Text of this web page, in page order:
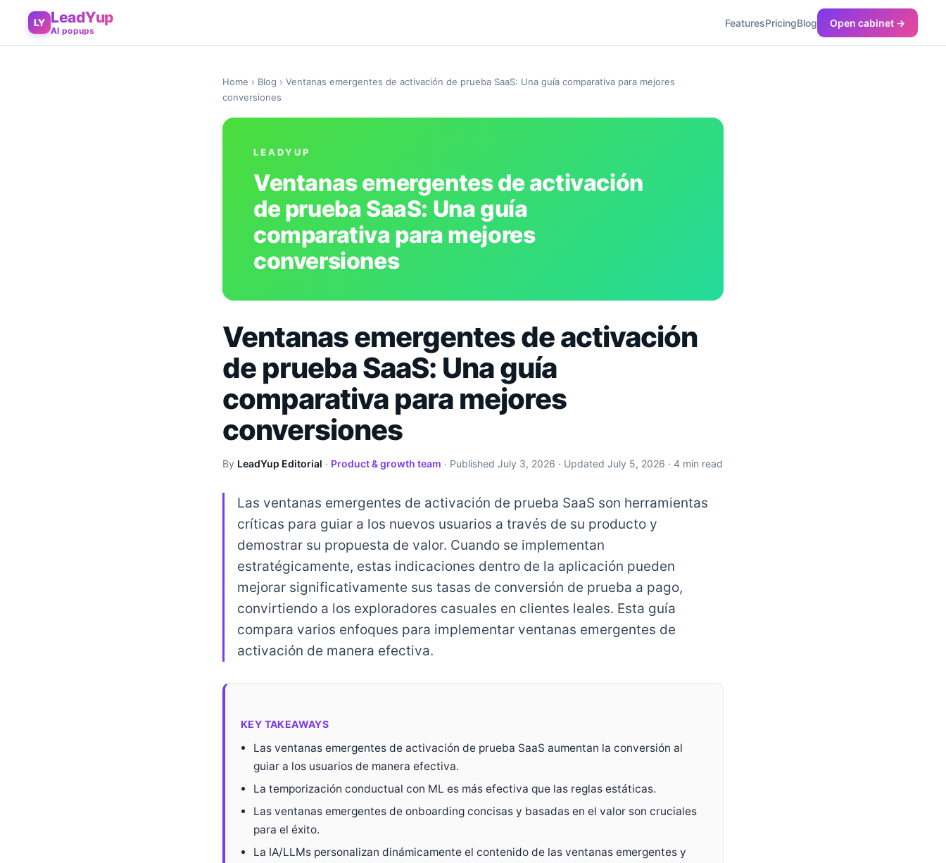
LY LeadYup
AI popups
FeaturesPricingBlog Open cabinet →
Home › Blog › Ventanas emergentes de activación de prueba SaaS: Una guía comparativa para mejores
conversiones
LEADYUP
Ventanas emergentes de activación
de prueba SaaS: Una guía
comparativa para mejores
conversiones
Ventanas emergentes de activación
de prueba SaaS: Una guía
comparativa para mejores
conversiones
By LeadYup Editorial · Product & growth team · Published July 3, 2026 · Updated July 5, 2026 · 4 min read
Las ventanas emergentes de activación de prueba SaaS son herramientas
críticas para guiar a los nuevos usuarios a través de su producto y
demostrar su propuesta de valor. Cuando se implementan
estratégicamente, estas indicaciones dentro de la aplicación pueden
mejorar significativamente sus tasas de conversión de prueba a pago,
convirtiendo a los exploradores casuales en clientes leales. Esta guía
compara varios enfoques para implementar ventanas emergentes de
activación de manera efectiva.
KEY TAKEAWAYS
Las ventanas emergentes de activación de prueba SaaS aumentan la conversión al
guiar a los usuarios de manera efectiva.
La temporización conductual con ML es más efectiva que las reglas estáticas.
Las ventanas emergentes de onboarding concisas y basadas en el valor son cruciales
para el éxito.
La IA/LLMs personalizan dinámicamente el contenido de las ventanas emergentes y